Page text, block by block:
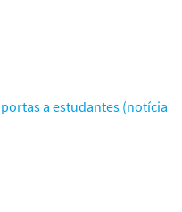
a estudantes (notícia